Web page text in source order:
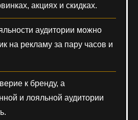
акциях и скидках.
аудитории можно
на рекламу за пару часов и
к бренду, а
и лояльной аудитории